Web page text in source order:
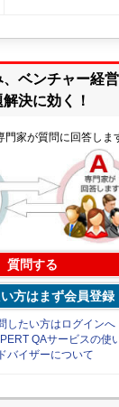
、ベンチャー経
解決に効く！
門家が質問に回答しま
質問する
方はまず会員登録
したい方はログインへ
QAサービスの使
バイザーについて